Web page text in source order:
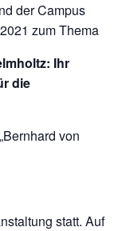
der Campus
zum Thema
Ihr
die
von
statt. Auf